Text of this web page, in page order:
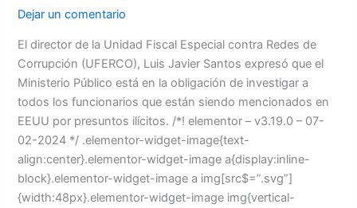
Dejar un comentario
El director de la Unidad Fiscal Especial contra Redes de
Corrupción (UFERCO), Luis Javier Santos expresó que el
Ministerio Público está en la obligación de investigar a
todos los funcionarios que están siendo mencionados en
EEUU por presuntos ilícitos. /*! elementor – v3.19.0 – 07-
02-2024 */ .elementor-widget-image{text-
align:center}.elementor-widget-image a{display:inline-
block}.elementor-widget-image a img[src$=”.svg”]
{width:48px}.elementor-widget-image img{vertical-
Javier